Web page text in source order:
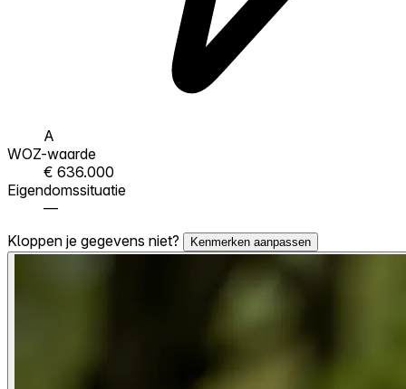
A
WOZ-waarde
€ 636.000
Eigendomssituatie
—
Kloppen je gegevens niet?
Kenmerken aanpassen